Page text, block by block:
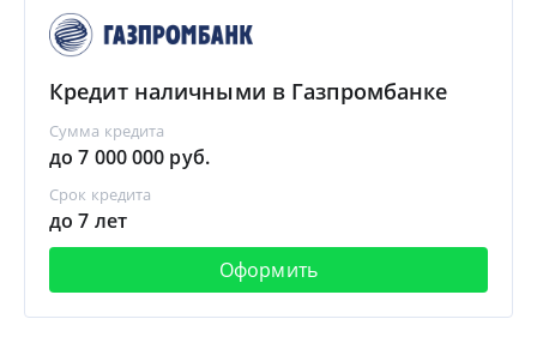
Кредит наличными в Газпромбанке
Сумма кредита
до 7 000 000 руб.
Срок кредита
до 7 лет
Оформить